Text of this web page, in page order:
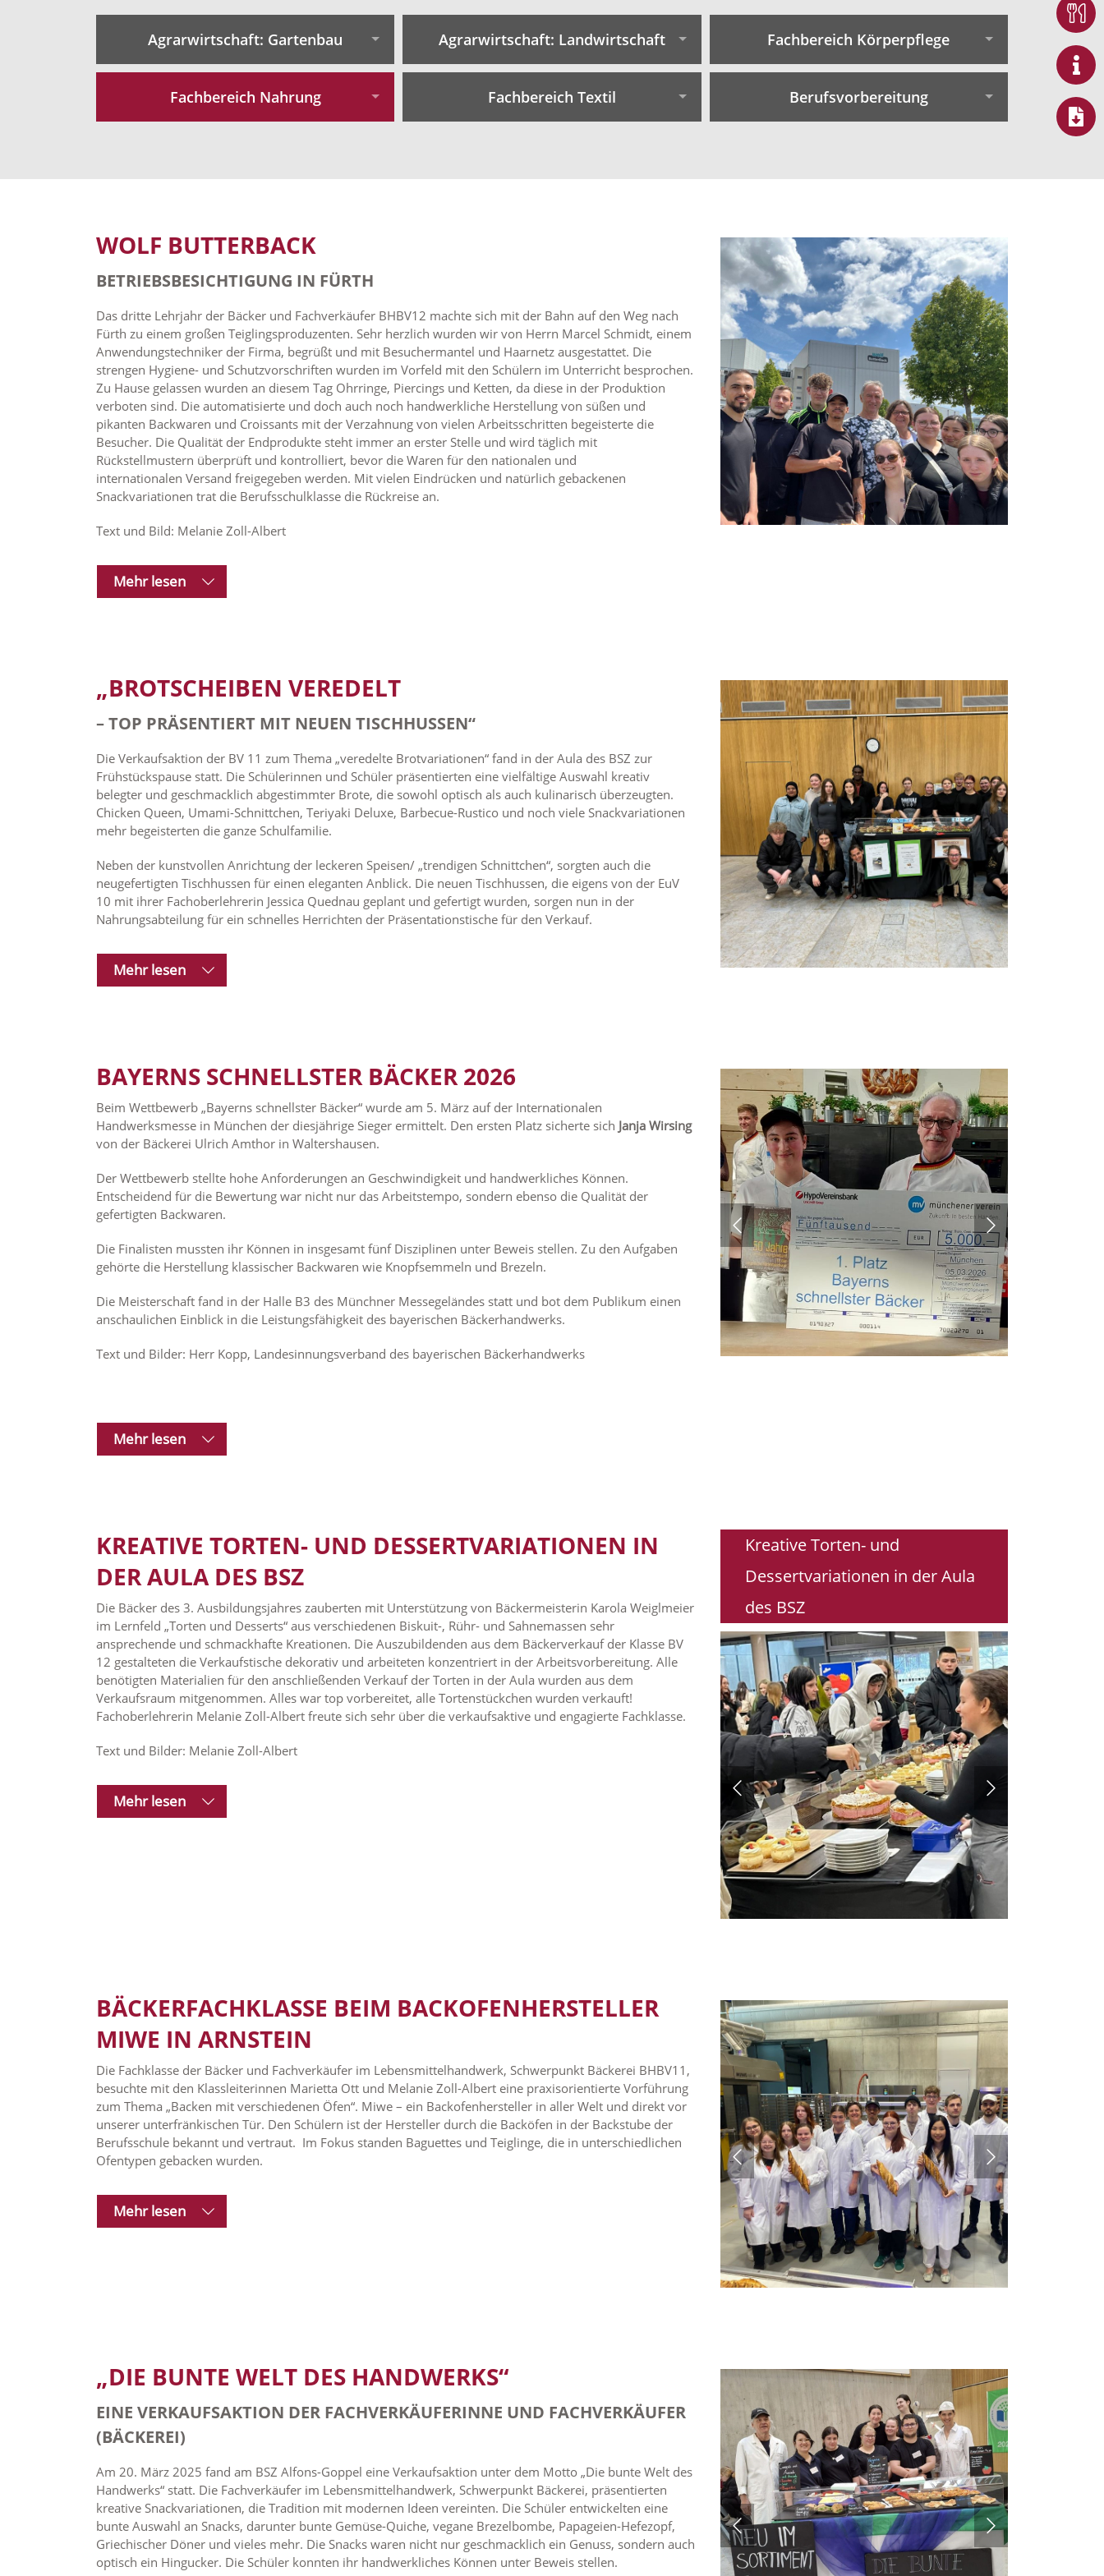
Agrarwirtschaft: Gartenbau Agrarwirtschaft: Landwirtschaft Fachbereich Körperpflege
Fachbereich Nahrung Fachbereich Textil Berufsvorbereitung
WOLF BUTTERBACK
BETRIEBSBESICHTIGUNG IN FÜRTH
Das dritte Lehrjahr der Bäcker und Fachverkäufer BHBV12 machte sich mit der Bahn auf den Weg nach
Fürth zu einem großen Teiglingsproduzenten. Sehr herzlich wurden wir von Herrn Marcel Schmidt, einem
Anwendungstechniker der Firma, begrüßt und mit Besuchermantel und Haarnetz ausgestattet. Die
strengen Hygiene- und Schutzvorschriften wurden im Vorfeld mit den Schülern im Unterricht besprochen.
Zu Hause gelassen wurden an diesem Tag Ohrringe, Piercings und Ketten, da diese in der Produktion
verboten sind. Die automatisierte und doch auch noch handwerkliche Herstellung von süßen und
pikanten Backwaren und Croissants mit der Verzahnung von vielen Arbeitsschritten begeisterte die
Besucher. Die Qualität der Endprodukte steht immer an erster Stelle und wird täglich mit
Rückstellmustern überprüft und kontrolliert, bevor die Waren für den nationalen und
internationalen Versand freigegeben werden. Mit vielen Eindrücken und natürlich gebackenen
Snackvariationen trat die Berufsschulklasse die Rückreise an.
Text und Bild: Melanie Zoll-Albert
Mehr lesen
„BROTSCHEIBEN VEREDELT
– TOP PRÄSENTIERT MIT NEUEN TISCHHUSSEN“
Die Verkaufsaktion der BV 11 zum Thema „veredelte Brotvariationen“ fand in der Aula des BSZ zur
Frühstückspause statt. Die Schülerinnen und Schüler präsentierten eine vielfältige Auswahl kreativ
belegter und geschmacklich abgestimmter Brote, die sowohl optisch als auch kulinarisch überzeugten.
Chicken Queen, Umami-Schnittchen, Teriyaki Deluxe, Barbecue-Rustico und noch viele Snackvariationen
mehr begeisterten die ganze Schulfamilie.
Neben der kunstvollen Anrichtung der leckeren Speisen/ „trendigen Schnittchen“, sorgten auch die
neugefertigten Tischhussen für einen eleganten Anblick. Die neuen Tischhussen, die eigens von der EuV
10 mit ihrer Fachoberlehrerin Jessica Quednau geplant und gefertigt wurden, sorgen nun in der
Nahrungsabteilung für ein schnelles Herrichten der Präsentationstische für den Verkauf.
Mehr lesen
BAYERNS SCHNELLSTER BÄCKER 2026
Beim Wettbewerb „Bayerns schnellster Bäcker“ wurde am 5. März auf der Internationalen
Handwerksmesse in München der diesjährige Sieger ermittelt. Den ersten Platz sicherte sich Janja Wirsing
von der Bäckerei Ulrich Amthor in Waltershausen.
Der Wettbewerb stellte hohe Anforderungen an Geschwindigkeit und handwerkliches Können.
Entscheidend für die Bewertung war nicht nur das Arbeitstempo, sondern ebenso die Qualität der
gefertigten Backwaren.
Die Finalisten mussten ihr Können in insgesamt fünf Disziplinen unter Beweis stellen. Zu den Aufgaben
gehörte die Herstellung klassischer Backwaren wie Knopfsemmeln und Brezeln.
Die Meisterschaft fand in der Halle B3 des Münchner Messegeländes statt und bot dem Publikum einen
anschaulichen Einblick in die Leistungsfähigkeit des bayerischen Bäckerhandwerks.
Text und Bilder: Herr Kopp, Landesinnungsverband des bayerischen Bäckerhandwerks
Mehr lesen
KREATIVE TORTEN- UND DESSERTVARIATIONEN IN
DER AULA DES BSZ
Die Bäcker des 3. Ausbildungsjahres zauberten mit Unterstützung von Bäckermeisterin Karola Weiglmeier
im Lernfeld „Torten und Desserts“ aus verschiedenen Biskuit-, Rühr- und Sahnemassen sehr
ansprechende und schmackhafte Kreationen. Die Auszubildenden aus dem Bäckerverkauf der Klasse BV
12 gestalteten die Verkaufstische dekorativ und arbeiteten konzentriert in der Arbeitsvorbereitung. Alle
benötigten Materialien für den anschließenden Verkauf der Torten in der Aula wurden aus dem
Verkaufsraum mitgenommen. Alles war top vorbereitet, alle Tortenstückchen wurden verkauft!
Fachoberlehrerin Melanie Zoll-Albert freute sich sehr über die verkaufsaktive und engagierte Fachklasse.
Text und Bilder: Melanie Zoll-Albert
Mehr lesen
Kreative Torten- und
Dessertvariationen in der Aula
des BSZ
BÄCKERFACHKLASSE BEIM BACKOFENHERSTELLER
MIWE IN ARNSTEIN
Die Fachklasse der Bäcker und Fachverkäufer im Lebensmittelhandwerk, Schwerpunkt Bäckerei BHBV11,
besuchte mit den Klassleiterinnen Marietta Ott und Melanie Zoll-Albert eine praxisorientierte Vorführung
zum Thema „Backen mit verschiedenen Öfen“. Miwe – ein Backofenhersteller in aller Welt und direkt vor
unserer unterfränkischen Tür. Den Schülern ist der Hersteller durch die Backöfen in der Backstube der
Berufsschule bekannt und vertraut. Im Fokus standen Baguettes und Teiglinge, die in unterschiedlichen
Ofentypen gebacken wurden.
Mehr lesen
„DIE BUNTE WELT DES HANDWERKS“
EINE VERKAUFSAKTION DER FACHVERKÄUFERINNE UND FACHVERKÄUFER
(BÄCKEREI)
Am 20. März 2025 fand am BSZ Alfons-Goppel eine Verkaufsaktion unter dem Motto „Die bunte Welt des
Handwerks“ statt. Die Fachverkäufer im Lebensmittelhandwerk, Schwerpunkt Bäckerei, präsentierten
kreative Snackvariationen, die Tradition mit modernen Ideen vereinten. Die Schüler entwickelten eine
bunte Auswahl an Snacks, darunter bunte Gemüse-Quiche, vegane Brezelbombe, Papageien-Hefezopf,
Griechischer Döner und vieles mehr. Die Snacks waren nicht nur geschmacklich ein Genuss, sondern auch
optisch ein Hingucker. Die Schüler konnten ihr handwerkliches Können unter Beweis stellen.